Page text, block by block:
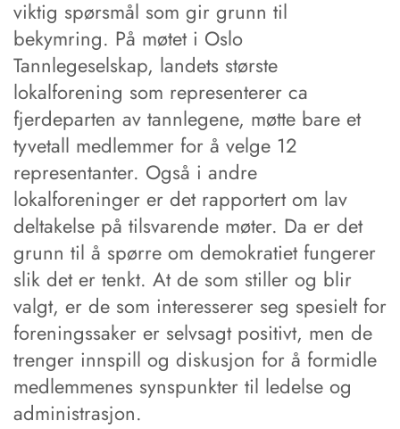
viktig spørsmål som gir grunn til
bekymring. På møtet i Oslo
Tannlegeselskap, landets største
lokalforening som representerer ca
fjerdeparten av tannlegene, møtte bare et
tyvetall medlemmer for å velge 12
representanter. Også i andre
lokalforeninger er det rapportert om lav
deltakelse på tilsvarende møter. Da er det
grunn til å spørre om demokratiet fungerer
slik det er tenkt. At de som stiller og blir
valgt, er de som interesserer seg spesielt for
foreningssaker er selvsagt positivt, men de
trenger innspill og diskusjon for å formidle
medlemmenes synspunkter til ledelse og
administrasjon.